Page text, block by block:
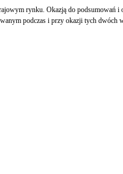
rynku. Okazją do podsumowań
podczas i przy okazji tych dwóch